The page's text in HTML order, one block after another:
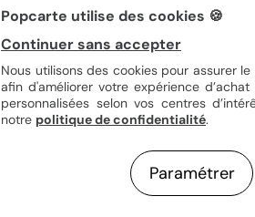
Popcarte utilise des cookies 🍪
Continuer sans accepter
Nous utilisons des cookies pour assurer
afin d'améliorer votre expérience
personnalisées selon vos centres
notre politique de confidentialité.
Paramétrer